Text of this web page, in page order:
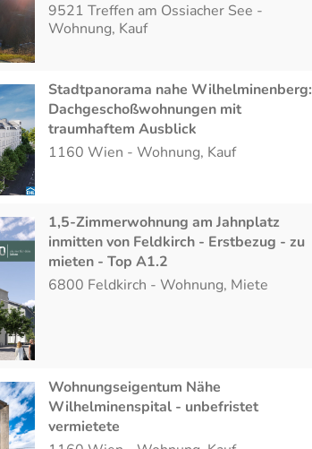
9521 Treffen am Ossiacher See -
Wohnung, Kauf
Stadtpanorama nahe Wilhelminenberg:
Dachgeschoßwohnungen mit
traumhaftem Ausblick
1160 Wien - Wohnung, Kauf
1,5-Zimmerwohnung am Jahnplatz
inmitten von Feldkirch - Erstbezug - zu
mieten - Top A1.2
6800 Feldkirch - Wohnung, Miete
Wohnungseigentum Nähe
Wilhelminenspital - unbefristet
vermietete